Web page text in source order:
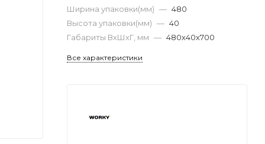
Ширина упаковки(мм) — 480
Высота упаковки(мм) — 40
Габариты ВхШхГ, мм — 480х40х700
Все характеристики